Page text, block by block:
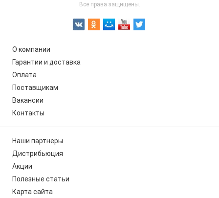
Все права защищены.
О компании
Гарантии и доставка
Оплата
Поставщикам
Вакансии
Контакты
Наши партнеры
Дистрибьюция
Акции
Полезные статьи
Карта сайта